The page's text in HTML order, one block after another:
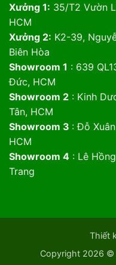
Xưởng 1: 35/T2 Vườn
HCM
Xưởng 2: K2-39,
Biên Hòa
Showroom 1 : 639
Đức, HCM
Showroom 2: Kinh
Tân, HCM
Showroom 3 : Đỗ
HCM
Showroom 4: Lê
Trang
Thiết
Copyright 2026 ©